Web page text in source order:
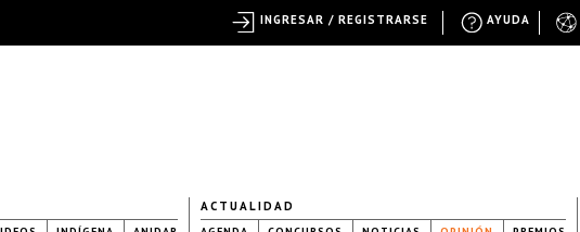
ACTUALIDAD
AYUDA
INGRESAR / REGISTRARSE